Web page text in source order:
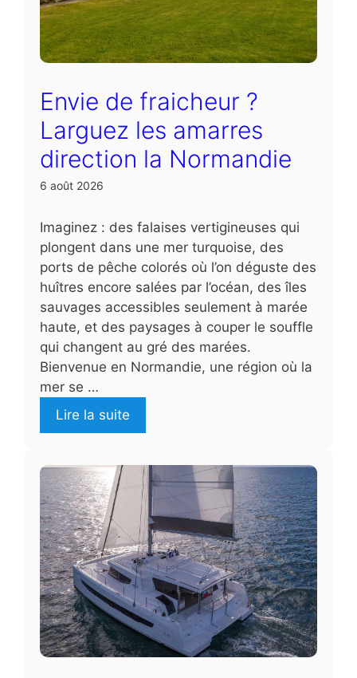
Envie de fraicheur ?
Larguez les amarres
direction la Normandie
6 août 2026
Imaginez : des falaises vertigineuses qui
plongent dans une mer turquoise, des
ports de pêche colorés où l’on déguste des
huîtres encore salées par l’océan, des îles
sauvages accessibles seulement à marée
haute, et des paysages à couper le souffle
qui changent au gré des marées.
Bienvenue en Normandie, une région où la
mer se …
Lire la suite